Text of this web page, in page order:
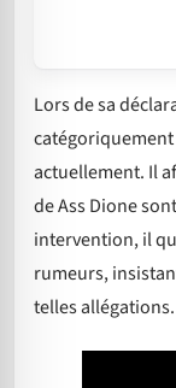
Lors de sa
actuellement. Il
de Ass Dione
intervention, il
rumeurs,
telles allégations.